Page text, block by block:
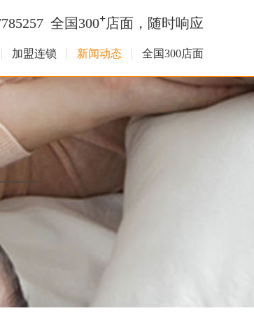
全国300+店面，随时响应
加盟连锁 新闻动态 全国300店面